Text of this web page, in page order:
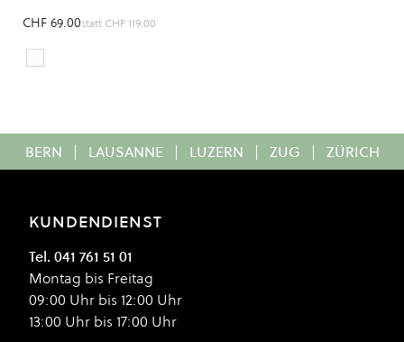
CHF 69.00statt CHF 119.00
Colour
SNAKE CAMO
BERN | LAUSANNE | LUZERN | ZUG | ZÜRICH
KUNDENDIENST
Tel. 041 761 51 01
Montag bis Freitag
09:00 Uhr bis 12:00 Uhr
13:00 Uhr bis 17:00 Uhr